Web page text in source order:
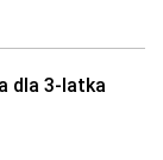
dla 3-latka